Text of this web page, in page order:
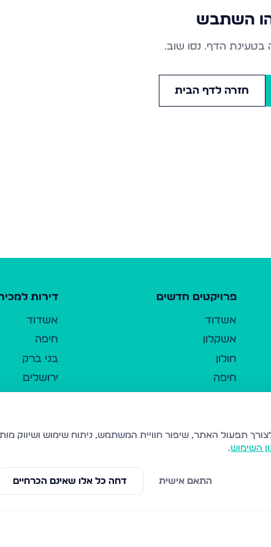
השתבש
בטעינת הדף. נסו שוב.
חזרה לדף הבית
פרויקטים חדשים
אשדוד
אשקלון
חולון
חיפה
נהריה
עמנואל
דירות
אשדוד
חיפה
בני ברק
ירושלים
בית שמש
ביתר עילית
השימוש.
דחה כל אלו שאינם הכרחיים התאם אישית